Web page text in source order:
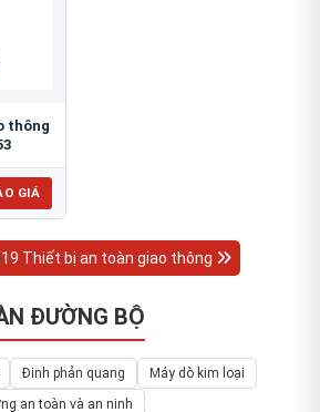
thông
GIÁ
Thiết bị an toàn giao thông
ĐƯỜNG BỘ
Đinh phản quang
Máy dò kim loại
an toàn và an ninh